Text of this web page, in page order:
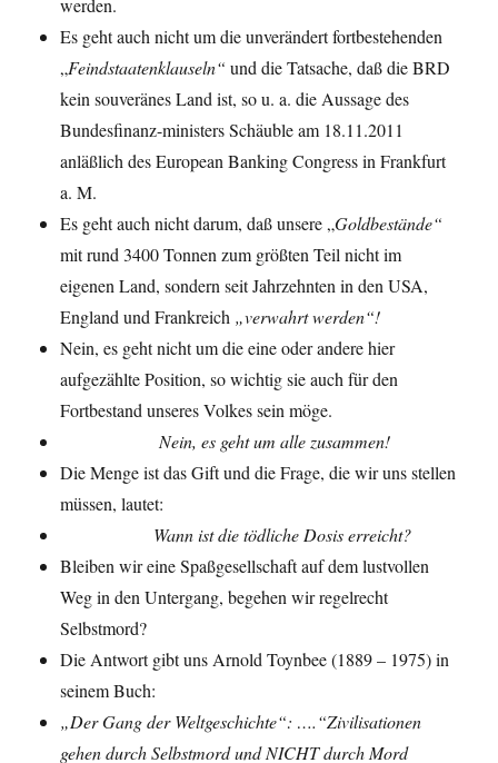
werden.
Es geht auch nicht um die unverändert fortbestehenden
„Feindstaatenklauseln“und die Tatsache, daß die BRD
kein souveränes Land ist, so u. a. die Aussage des
Bundesfinanz-ministers Schäuble am 18.11.2011
anläßlich des European Banking Congress in Frankfurt
a. M.
Es geht auch nicht darum, daß unsere „Goldbestände“
mit rund 3400 Tonnen zum größten Teil nicht im
eigenen Land, sondern seit Jahrzehnten in den USA,
England und Frankreich „verwahrt werden“!
Nein, es geht nicht um die eine oder andere hier
aufgezählte Position, so wichtig sie auch für den
Fortbestand unseres Volkes sein möge.
Nein, es geht um alle zusammen!
Die Menge ist das Gift und die Frage, die wir uns stellen
müssen, lautet:
Wann ist die tödliche Dosis erreicht?
Bleiben wir eine Spaßgesellschaft auf dem lustvollen
Weg in den Untergang, begehen wir regelrecht
Selbstmord?
Die Antwort gibt uns Arnold Toynbee (1889 – 1975) in
seinem Buch:
„Der Gang der Weltgeschichte“: ….“Zivilisationen
gehen durch Selbstmord und NICHT durch Mord